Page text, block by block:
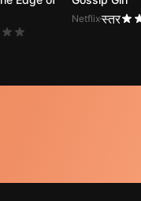
Netflixस्तर